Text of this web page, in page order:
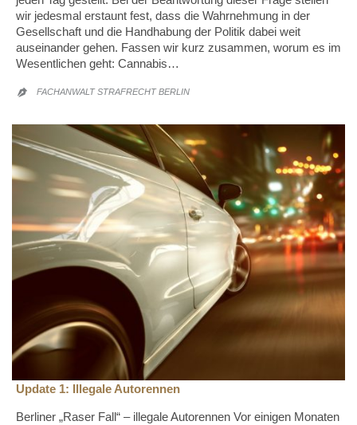
wir jedesmal erstaunt fest, dass die Wahrnehmung in der
Gesellschaft und die Handhabung der Politik dabei weit
auseinander gehen. Fassen wir kurz zusammen, worum es im
Wesentlichen geht: Cannabis…
 FACHANWALT STRAFRECHT BERLIN
Update 1: Illegale Autorennen
Berliner „Raser Fall“ – illegale Autorennen Vor einigen Monaten